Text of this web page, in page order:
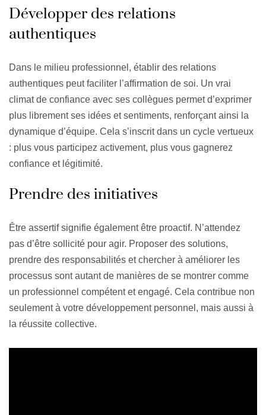
Développer des relations
authentiques
Dans le milieu professionnel, établir des relations
authentiques peut faciliter l’affirmation de soi. Un vrai
climat de confiance avec ses collègues permet d’exprimer
plus librement ses idées et sentiments, renforçant ainsi la
dynamique d’équipe. Cela s’inscrit dans un cycle vertueux
: plus vous participez activement, plus vous gagnerez
confiance et légitimité.
Prendre des initiatives
Être assertif signifie également être proactif. N’attendez
pas d’être sollicité pour agir. Proposer des solutions,
prendre des responsabilités et chercher à améliorer les
processus sont autant de manières de se montrer comme
un professionnel compétent et engagé. Cela contribue non
seulement à votre développement personnel, mais aussi à
la réussite collective.